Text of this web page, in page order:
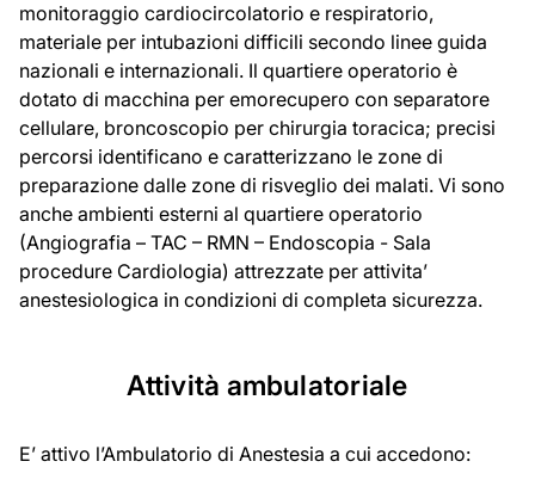
monitoraggio cardiocircolatorio e respiratorio,
materiale per intubazioni difficili secondo linee guida
nazionali e internazionali. Il quartiere operatorio è
dotato di macchina per emorecupero con separatore
cellulare, broncoscopio per chirurgia toracica; precisi
percorsi identificano e caratterizzano le zone di
preparazione dalle zone di risveglio dei malati. Vi sono
anche ambienti esterni al quartiere operatorio
(Angiografia – TAC – RMN – Endoscopia - Sala
procedure Cardiologia) attrezzate per attivita’
anestesiologica in condizioni di completa sicurezza.
Attività ambulatoriale
E’ attivo l’Ambulatorio di Anestesia a cui accedono: